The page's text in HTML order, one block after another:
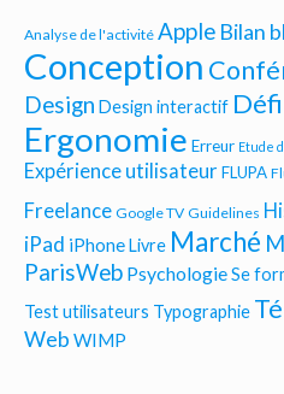
Analyse de l'activité Apple Bilan
Conception
Design Design interactif
Ergonomie Erreur Etude
Expérience utilisateur FLUPA
Freelance Google TV Guidelines
iPad iPhoneLivre Marché
ParisWeb PsychologieSe
Test utilisateurs Typographie
Web WIMP